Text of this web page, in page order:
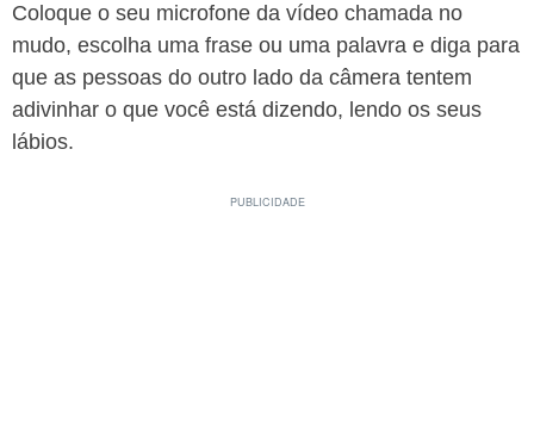
Coloque o seu microfone da vídeo chamada no
mudo, escolha uma frase ou uma palavra e diga para
que as pessoas do outro lado da câmera tentem
adivinhar o que você está dizendo, lendo os seus
lábios.